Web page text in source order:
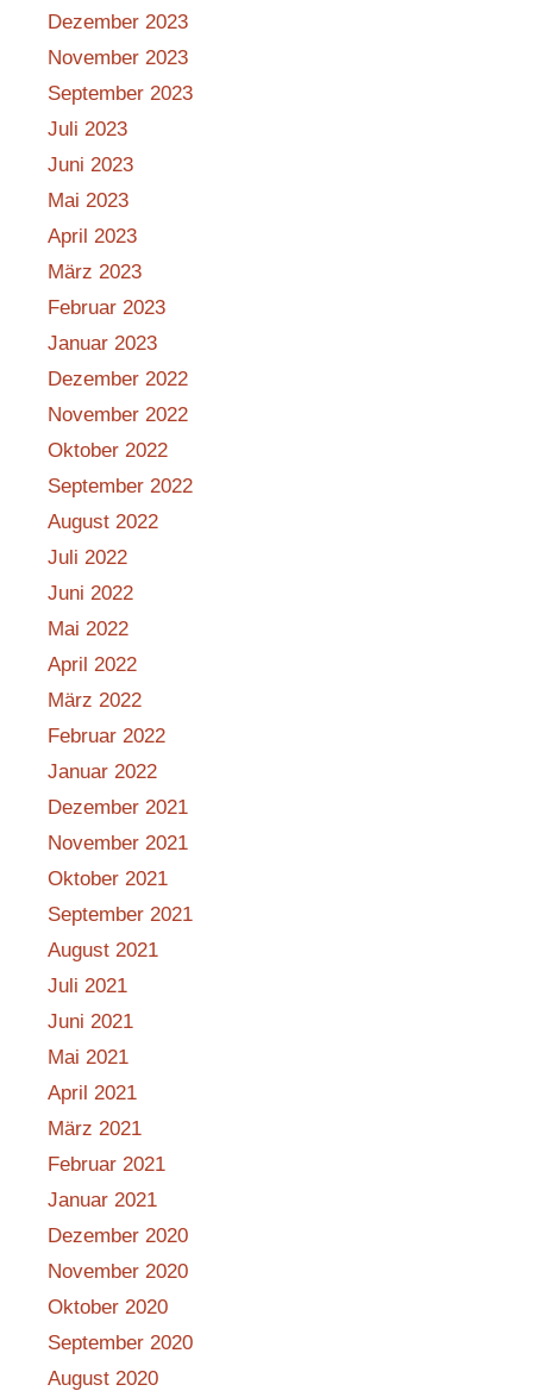
Dezember 2023
November 2023
September 2023
Juli 2023
Juni 2023
Mai 2023
April 2023
März 2023
Februar 2023
Januar 2023
Dezember 2022
November 2022
Oktober 2022
September 2022
August 2022
Juli 2022
Juni 2022
Mai 2022
April 2022
März 2022
Februar 2022
Januar 2022
Dezember 2021
November 2021
Oktober 2021
September 2021
August 2021
Juli 2021
Juni 2021
Mai 2021
April 2021
März 2021
Februar 2021
Januar 2021
Dezember 2020
November 2020
Oktober 2020
September 2020
August 2020